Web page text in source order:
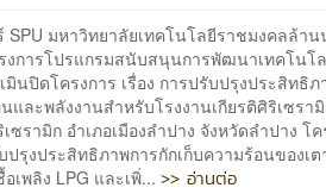
SPU มหาวิทยาลัยเทคโนโลยีราชมงคลล้า
งการโปรแกรมสนับสนุนการพัฒนาเทคโนโ
นปิดโครงการ เรื่อง การปรับปรุงประสิทธิภ
และพลังงานสำหรับโรงงานเกียรติศิริเซรา
ซรามิก อำเภอเมืองลำปาง จังหวัดลำปาง โ
ปรุงประสิทธิภาพการกักเก็บความร้อนของเ
เพลิง LPG และเพิ่...>> อ่านต่อ